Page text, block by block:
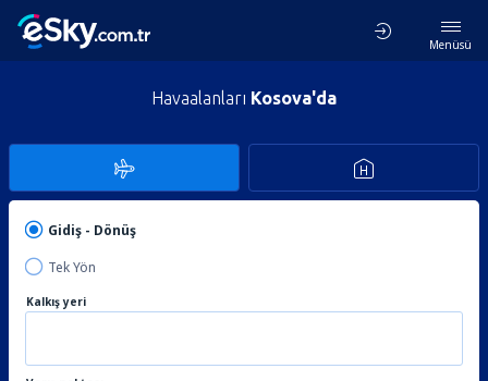
Menüsü
Havaalanları Kosova'da
Gidiş - Dönüş
Tek Yön
Kalkış yeri